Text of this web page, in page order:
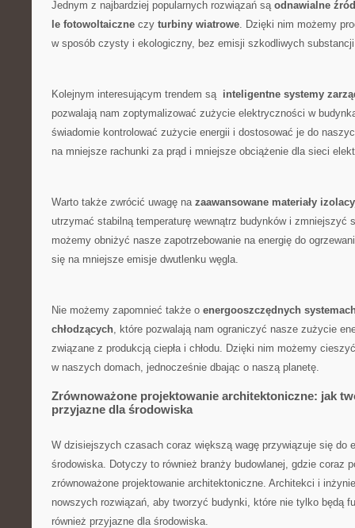
Jednym ‍z najbardziej ​popularnych rozwiązań ‍są odnawialne
‌le fotowoltaiczne czy turbiny wiatrowe. Dzięki nim możemy
w⁢ sposób czysty i ekologiczny,⁤ bez ‌emisji szkodliwych
Kolejnym interesującym trendem ⁢są ‍ inteligentne ‌systemy
pozwalają nam zoptymalizować​ zużycie elektryczności w
świadomie kontrolować zużycie energii i dostosować je ⁤do
na mniejsze rachunki za⁣ prąd i mniejsze obciążenie dla sieci
Warto także ‌zwrócić ⁤uwagę na zaawansowane materiały
utrzymać‍ stabilną temperaturę wewnątrz budynków i ‍zmniejszyć
⁣możemy ​obniżyć nasze zapotrzebowanie‍ na⁣ energię do
się na mniejsze⁢ emisje dwutlenku węgla.
Nie możemy zapomnieć ⁣także o energooszczędnych
chłodzących, które pozwalają nam ograniczyć nasze zużycie
związane z produkcją ciepła‍ i chłodu. Dzięki ‍nim możemy
w naszych domach, jednocześnie dbając o naszą planetę.
Zrównoważone⁣ projektowanie architektoniczne: jak
przyjazne dla środowiska
W dzisiejszych czasach coraz większą wagę przywiązuje się‍ do‍
środowiska. Dotyczy to‍ również branży⁢ budowlanej, gdzie coraz
zrównoważone⁢ projektowanie architektoniczne. Architekci i
nowszych rozwiązań, aby‌ tworzyć ‍budynki, które ‌nie tylko będą
również przyjazne dla środowiska.